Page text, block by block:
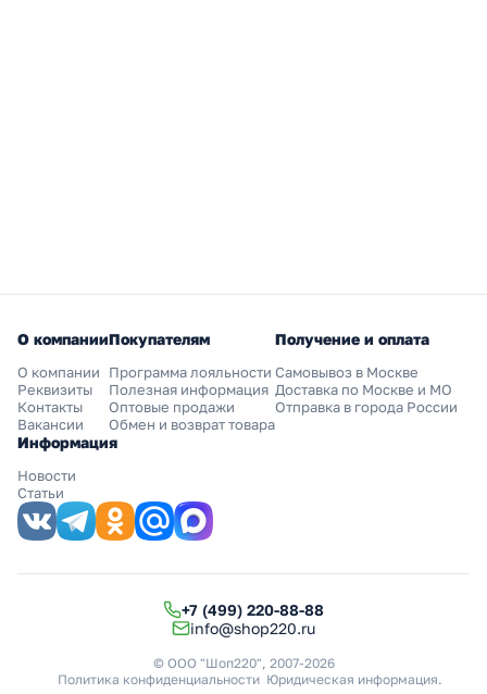
О компании
О компании
Реквизиты
Контакты
Вакансии
Покупателям
Программа лояльности
Полезная информация
Оптовые продажи
Обмен и возврат товара
Получение и оплата
Самовывоз в Москве
Доставка по Москве и МО
Отправка в города России
Информация
Новости
Статьи
+7 (499) 220-88-88
info@shop220.ru
© ООО "Шоп220", 2007-2026
Политика конфиденциальности Юридическая информация.